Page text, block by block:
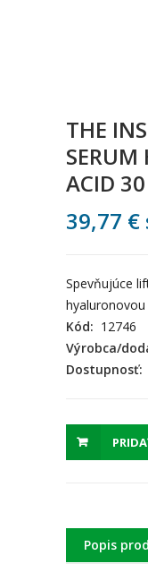
THE
SERUM
ACID
39,77 €
Spevňujúce
hyaluronovou
Kód: 12746
Výrobca/
Dostupnosť:
Popis